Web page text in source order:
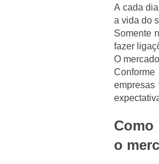
A cada
a vida do
Somente
fazer
O
empresas
o